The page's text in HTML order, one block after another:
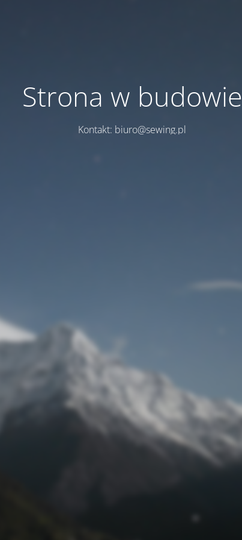
Strona w budowie
Kontakt: biuro@sewing.pl